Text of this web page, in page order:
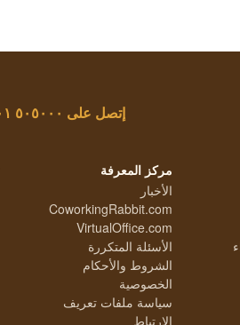
إتصل على ٥٠٥٠٠٠ ٠١
مركز المعرفة
الأخبار
CoworkingRabbit.com
VirtualOffice.com
الأسئلة المتكررة
الشروط والأحكام
الخصوصية
سياسة ملفات تعريف
الارتباط